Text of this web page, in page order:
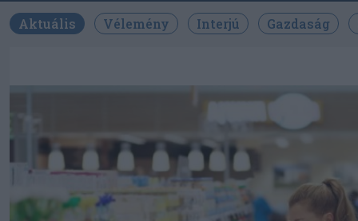
Aktuális Vélemény Interjú Gazdaság